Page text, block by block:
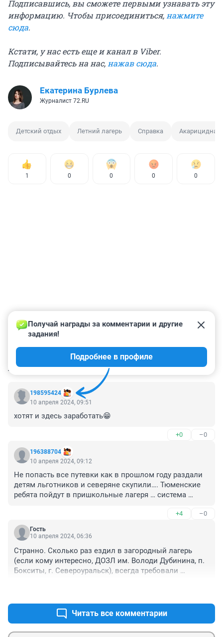
Подписавшись, вы сможете первыми узнавать эту
информацию. Чтобы присоединиться,нажмите
сюда.
Кстати, у нас есть еще и канал в Viber.
Подписывайтесь на нас,нажав сюда.
Екатерина Бурлева
Журналист 72.RU
Детский отдых Летний лагерь Справка Акарицидная
1 0 0 0 0
КОММЕНТАРИИ 24
198595424
Получай награды за комментарии и другие
задания!
Подробнее в профиле
10 апреля 2024, 09:51
хотят и здесь заработать😁
+0 –0
196388704
10 апреля 2024, 09:12
Не попасть все путевки как в прошлом году раздали
детям льготников и северяне скупили…. Тюменские
ребята пойдут в пришкольные лагеря … система
+4 –0
Гость
10 апреля 2024, 06:36
Странно. Сколько раз ездил в загородный лагерь
(если кому интересно, ДОЗЛ им. Володи Дубинина, п.
Бокситы, г. Североуральск), всегда требовали
Читать все комментарии